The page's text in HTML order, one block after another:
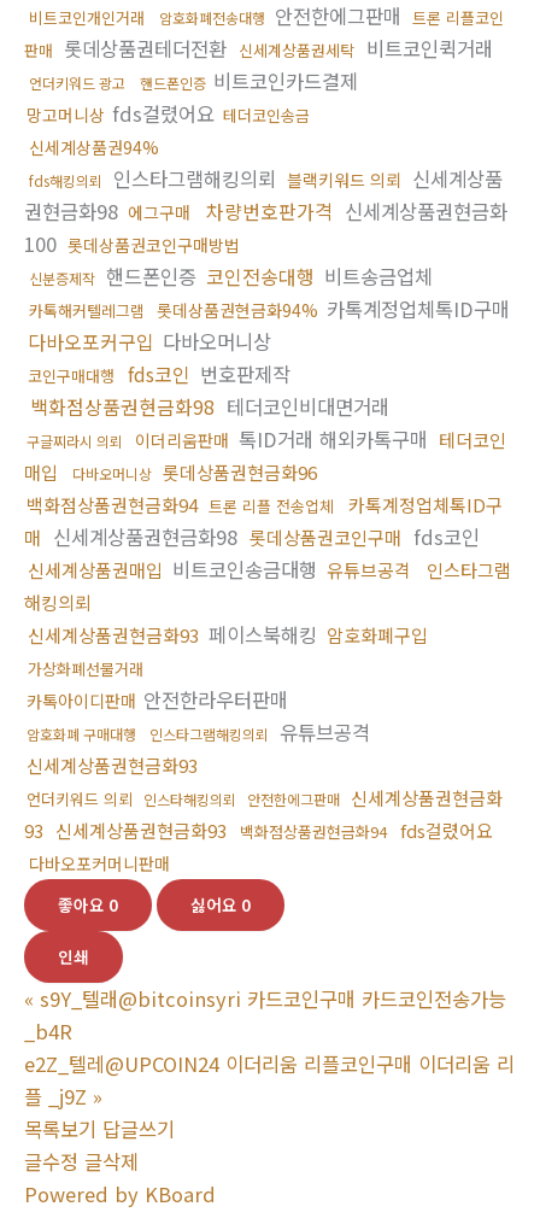
비트코인개인거래 암호화폐전송대행 안전한에그판매 트론 리플코인
판매 롯데상품권테더전환 신세계상품권세탁 비트코인퀵거래
언더키워드 광고 핸드폰인증 비트코인카드결제
망고머니상 fds걸렸어요 테더코인송금
신세계상품권94%
fds해킹의뢰 인스타그램해킹의뢰 블랙키워드 의뢰 신세계상품
권현금화98 에그구매 차량번호판가격 신세계상품권현금화
100 롯데상품권코인구매방법
신분증제작 핸드폰인증 코인전송대행 비트송금업체
카톡해커텔레그램 롯데상품권현금화94% 카톡계정업체톡ID구매
다바오포커구입 다바오머니상
코인구매대행 fds코인 번호판제작
백화점상품권현금화98 테더코인비대면거래
구글찌라시 의뢰 이더리움판매 톡ID거래 해외카톡구매 테더코인
매입
다바오머니상 롯데상품권현금화96
백화점상품권현금화94 트론 리플 전송업체
카톡계정업체톡ID구
매 신세계상품권현금화98 롯데상품권코인구매 fds코인
신세계상품권매입 비트코인송금대행 유튜브공격
인스타그램
해킹의뢰
신세계상품권현금화93 페이스북해킹 암호화폐구입
가상화폐선물거래
카톡아이디판매 안전한라우터판매
암호화폐 구매대행 인스타그램해킹의뢰 유튜브공격
신세계상품권현금화93
언더키워드 의뢰 인스타해킹의뢰 안전한에그판매 신세계상품권현금화
93 신세계상품권현금화93 백화점상품권현금화94 fds걸렸어요
다바오포커머니판매
좋아요 0 싫어요 0
인쇄
« s9Y_텔래@bitcoinsyri 카드코인구매 카드코인전송가능
_b4R
e2Z_텔레@UPCOIN24 이더리움 리플코인구매 이더리움 리
플 _j9Z »
목록보기 답글쓰기
글수정 글삭제
Powered by KBoard